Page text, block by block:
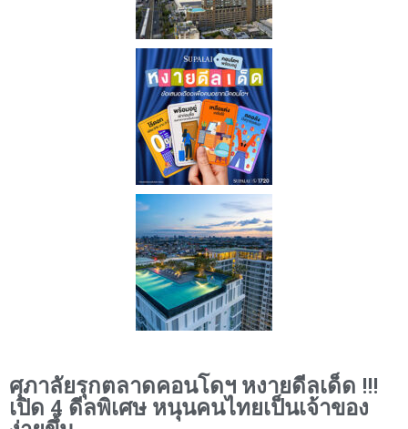
ศุภาลัยรุกตลาดคอนโดฯ หงายดีลเด็ด !!!
เปิด 4 ดีลพิเศษ หนุนคนไทยเป็นเจ้าของ